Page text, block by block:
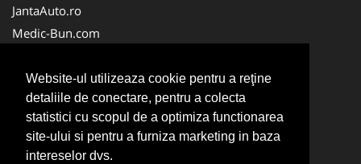
Website-ul utilizeaza cookie pentru a reţine
detaliile de conectare, pentru a colecta
statistici cu scopul de a optimiza functionarea
site-ului si pentru a furniza marketing in baza
intereselor dvs.
JantaAuto.ro
Medic-Bun.com
Apicultorul.com
CentruInchirieri.ro
Oftalmologul.ro
Stomatologul.com